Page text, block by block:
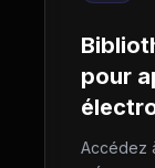
pour
Accédez